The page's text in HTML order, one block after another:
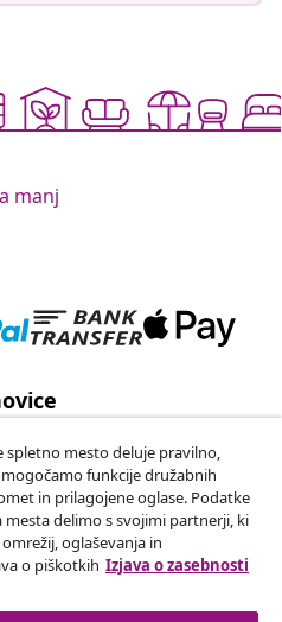
manj
ponudbe in novosti od
spletno mesto deluje pravilno,
funkcije družabnih
in prilagojene oglase. Podatke
delimo s svojimi partnerji, ki
oglaševanja in
o piškotkih Izjava o zasebnosti